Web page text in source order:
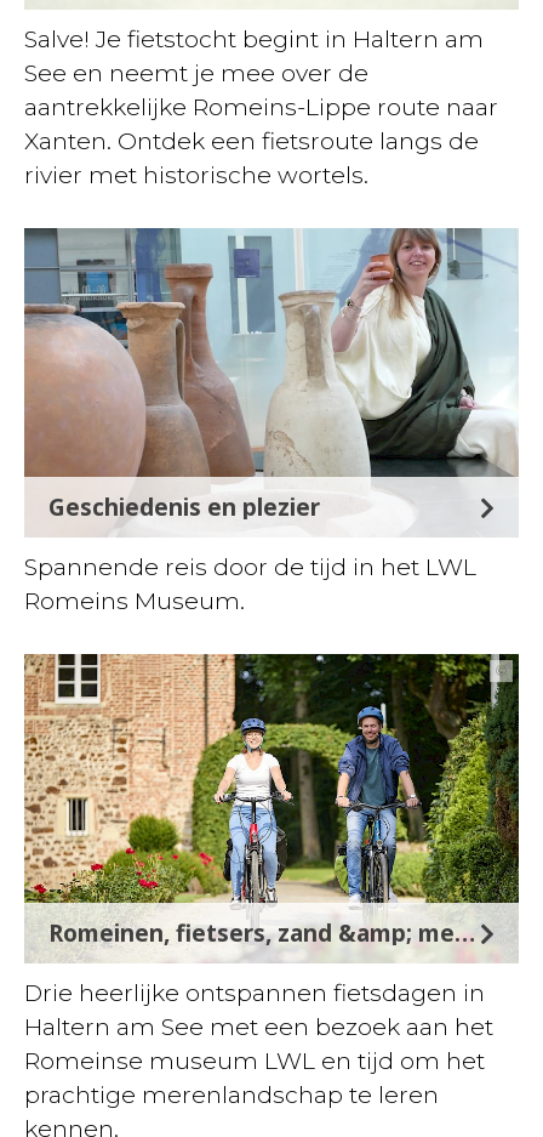
Salve! Je fietstocht begint in Haltern am
See en neemt je mee over de
aantrekkelijke Romeins-Lippe route naar
Xanten. Ontdek een fietsroute langs de
rivier met historische wortels.
Geschiedenis en plezier
Spannende reis door de tijd in het LWL
Romeins Museum.
©
Romeinen, fietsers, zand &amp; meren
Drie heerlijke ontspannen fietsdagen in
Haltern am See met een bezoek aan het
Romeinse museum LWL en tijd om het
prachtige merenlandschap te leren
kennen.